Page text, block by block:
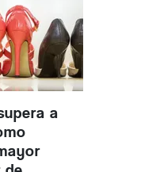
a